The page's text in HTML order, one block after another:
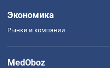
Экономика
Рынки и компании
MedOboz